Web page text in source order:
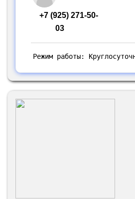
+7 (925) 271-50-
03
Режим работы: